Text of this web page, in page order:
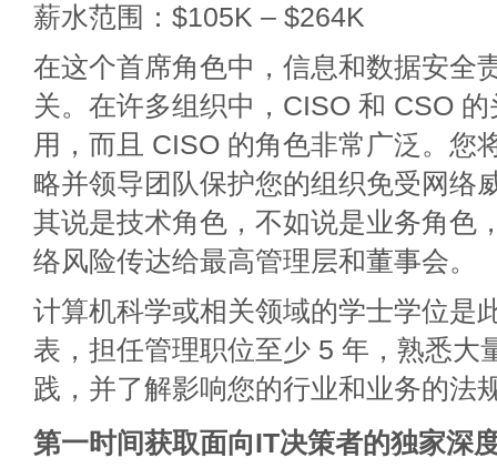
薪水范围：$105K – $264K
在这个首席角色中，信息和数据安全
关。在许多组织中，CISO 和 CSO
用，而且 CISO 的角色非常广泛。您
略并领导团队保护您的组织免受网络
其说是技术角色，不如说是业务角色
络风险传达给最高管理层和董事会
计算机科学或相关领域的学士学位是
表，担任管理职位至少 5 年，熟悉大
践，并了解影响您的行业和业务的法
第一时间获取面向IT决策者的独家深